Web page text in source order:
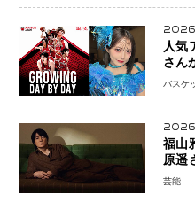
人気
さん
「
信
バスケ
福山
原遥
る丘
芸能